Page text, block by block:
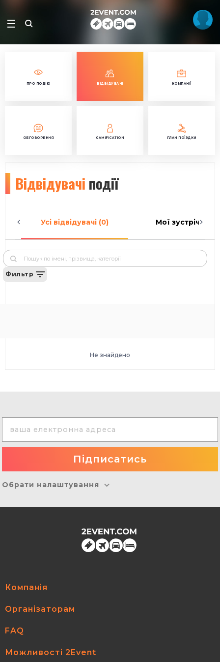
ПРО ПОДІЮ ВІДВІДУВАЧІ КОМПАНІЇ
ОБГОВОРЕННЯ GAMIFICATION ПЛАН ПОЇЗДКИ
Відвідувачі події
Усі відвідувачі (0) Мої зустрічі (0)
Фильтр
Не знайдено
Обрати налаштування
Компанія
Організаторам
FAQ
Можливості 2Event